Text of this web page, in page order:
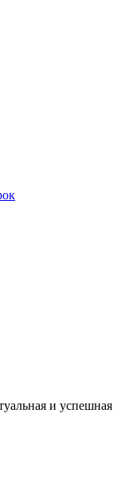
и успешная